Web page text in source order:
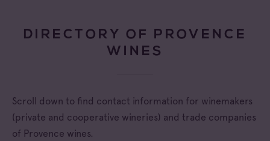
DIRECTORY OF PROVENCE
WINES
Scroll down to find contact information for winemakers
(private and cooperative wineries) and trade companies
of Provence wines.